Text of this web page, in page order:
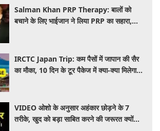
Salman Khan PRP Therapy: बालों को
बचाने के लिए भाईजान ने लिया PRP का सहारा,
IRCTC Japan Trip: कम पैसों में जापान की सैर
का मौका, 10 दिन के टूर पैकेज में क्या-क्या मिलेगा?
VIDEO ओशो के अनुसार अहंकार छोड़ने के 7
तरीके, खुद को बड़ा साबित करने की जरूरत क्यों